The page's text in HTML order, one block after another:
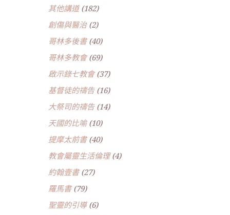
其他講道(182)
創傷與醫治(2)
哥林多後書(40)
哥林多教會(69)
啟示錄七教會(37)
基督徒的禱告(16)
大祭司的禱告(14)
天國的比喻(10)
提摩太前書(40)
教會屬靈生活倫理(4)
約翰壹書(27)
羅馬書(79)
聖靈的引導(6)